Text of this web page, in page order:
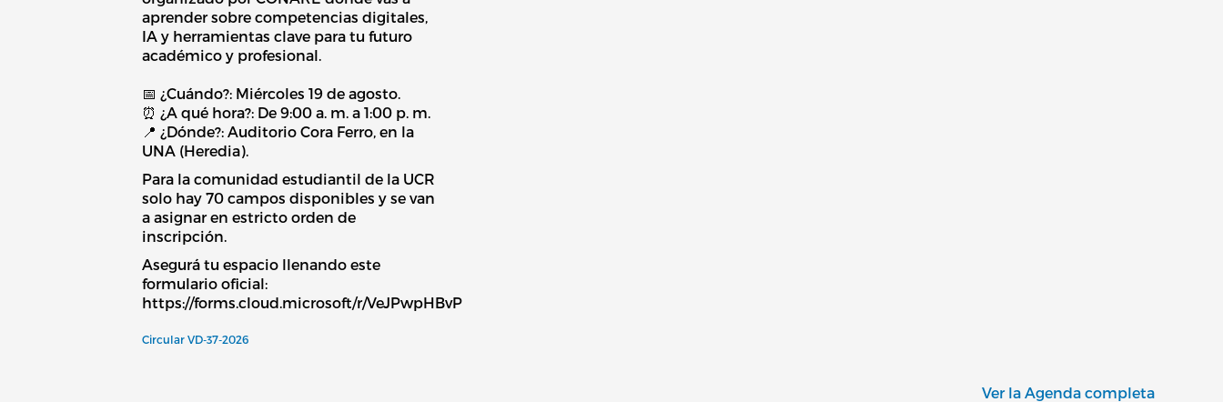
aprender sobre competencias digitales,
IA y herramientas clave para tu futuro
académico y profesional.
📅 ¿Cuándo?: Miércoles 19 de agosto.
⏰ ¿A qué hora?: De 9:00 a. m. a 1:00 p. m.
📍 ¿Dónde?: Auditorio Cora Ferro, en la
UNA (Heredia).
Para la comunidad estudiantil de la UCR
solo hay 70 campos disponibles y se van
a asignar en estricto orden de
inscripción.
Asegurá tu espacio llenando este
formulario oficial:
https://forms.cloud.microsoft/r/VeJPwpHBvP
Circular VD-37-2026
Ver la Agenda completa